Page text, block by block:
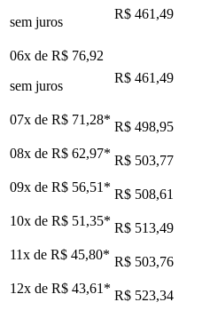
sem juros
R$ 461,49
06x de R$ 76,92
sem juros
R$ 461,49
07x de R$ 71,28* R$ 498,95
08x de R$ 62,97* R$ 503,77
09x de R$ 56,51 * R$ 508,61
10x de R$ 51,35* R$ 513,49
11x de R$ 45,80* R$ 503,76
12x de R$ 43,61 * R$ 523,34